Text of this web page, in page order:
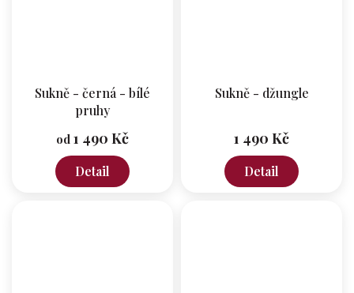
Sukně - černá - bílé
pruhy
od 1 490 Kč
Detail
Sukně - džungle
1 490 Kč
Detail